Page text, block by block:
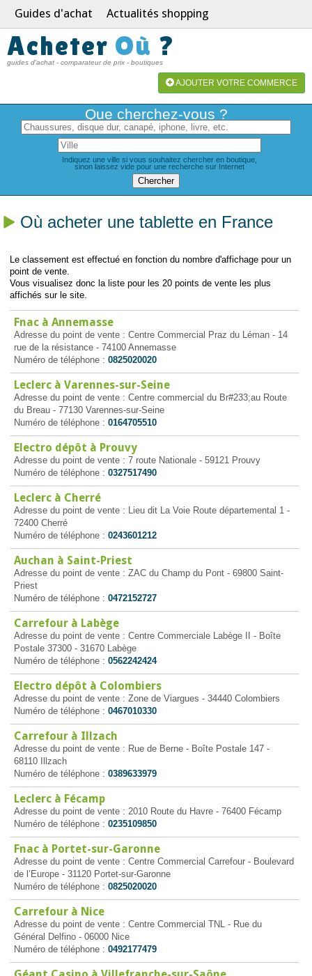
Guides d'achat Actualités shopping
Acheter Où ?
guides d'achat - comparateur de prix - boutiques
AJOUTER VOTRE COMMERCE
Que cherchez-vous ?
Indiquez une ville si vous souhaitez chercher en boutique,
sinon laissez vide pour une recherche sur Internet
Où acheter une tablette en France
Le classement est effectué en fonction du nombre d'affichage pour un
point de vente.
Vous visualisez donc la liste pour les 20 points de vente les plus
affichés sur le site.
Fnac à Annemasse
Adresse du point de vente : Centre Commercial Praz du Léman - 14
rue de la résistance - 74100 Annemasse
Numéro de téléphone : 0825020020
Leclerc à Varennes-sur-Seine
Adresse du point de vente : Centre commercial du Br#233;au Route
du Breau - 77130 Varennes-sur-Seine
Numéro de téléphone : 0164705510
Electro dépôt à Prouvy
Adresse du point de vente : 7 route Nationale - 59121 Prouvy
Numéro de téléphone : 0327517490
Leclerc à Cherré
Adresse du point de vente : Lieu dit La Voie Route départemental 1 -
72400 Cherré
Numéro de téléphone : 0243601212
Auchan à Saint-Priest
Adresse du point de vente : ZAC du Champ du Pont - 69800 Saint-
Priest
Numéro de téléphone : 0472152727
Carrefour à Labège
Adresse du point de vente : Centre Commerciale Labège II - Boîte
Postale 37300 - 31670 Labège
Numéro de téléphone : 0562242424
Electro dépôt à Colombiers
Adresse du point de vente : Zone de Viargues - 34440 Colombiers
Numéro de téléphone : 0467010330
Carrefour à Illzach
Adresse du point de vente : Rue de Berne - Boîte Postale 147 -
68110 Illzach
Numéro de téléphone : 0389633979
Leclerc à Fécamp
Adresse du point de vente : 2010 Route du Havre - 76400 Fécamp
Numéro de téléphone : 0235109850
Fnac à Portet-sur-Garonne
Adresse du point de vente : Centre Commercial Carrefour - Boulevard
de l’Europe - 31120 Portet-sur-Garonne
Numéro de téléphone : 0825020020
Carrefour à Nice
Adresse du point de vente : Centre Commercial TNL - Rue du
Général Delfino - 06000 Nice
Numéro de téléphone : 0492177479